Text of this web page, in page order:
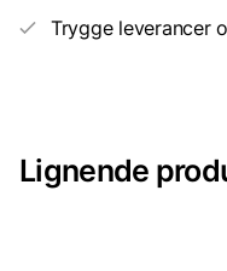
til
Trygge leverancer
Lignende